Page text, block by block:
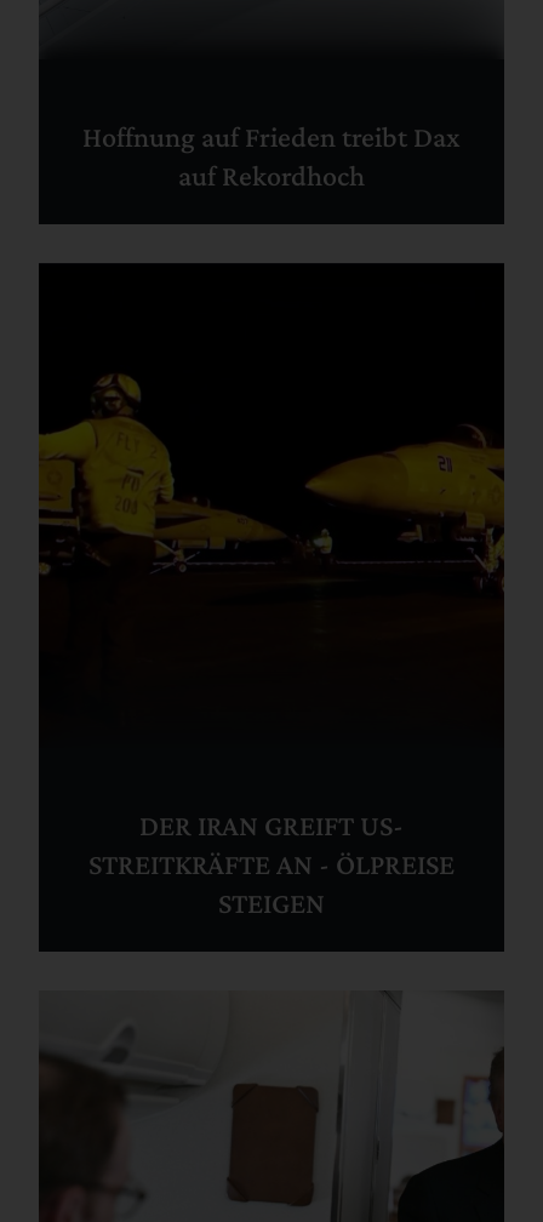
Hoffnung auf Frieden treibt Dax
auf Rekordhoch
DER IRAN GREIFT US-
STREITKRÄFTE AN - ÖLPREISE
STEIGEN